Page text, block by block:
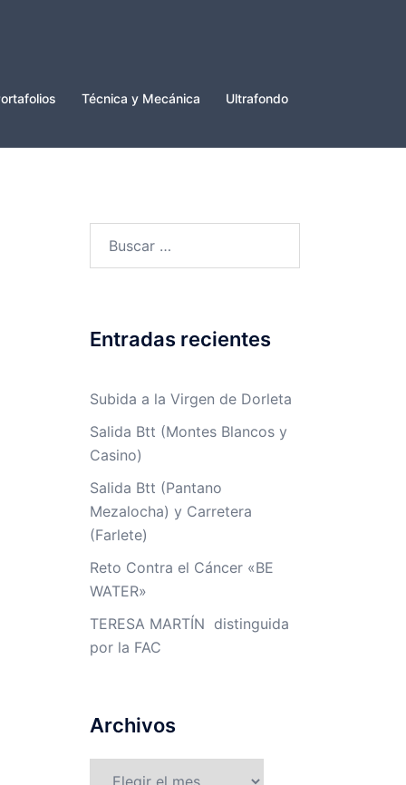
Técnica y Mecánica Ultrafondo
Entradas recientes
Subida a la Virgen de Dorleta
Salida Btt (Montes Blancos y
Casino)
Salida Btt (Pantano
Mezalocha) y Carretera
(Farlete)
Reto Contra el Cáncer «BE
WATER»
TERESA MARTÍN distinguida
por la FAC
Archivos